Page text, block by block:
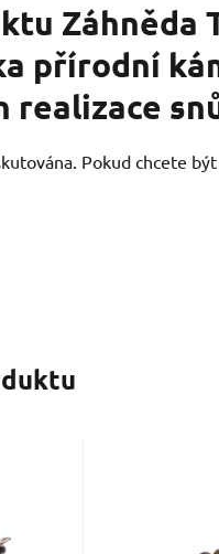
Záhněda
přírodní
realizace
Pokud chcete